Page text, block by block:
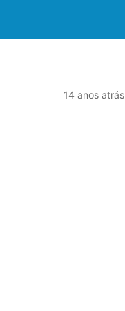
14 anos atrás